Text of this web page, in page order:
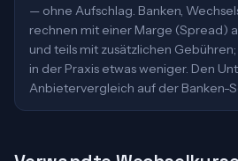
— ohne Aufschlag. Banken,
rechnen mit einer Marge (Spread)
und teils mit zusätzlichen
in der Praxis etwas weniger. Den
Anbietervergleich auf der Banken-